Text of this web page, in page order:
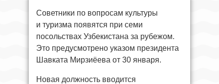
Советники по вопросам культуры
и туризма появятся при семи
посольствах Узбекистана за рубежом.
Это предусмотрено указом президента
Шавката Мирзиёева от 30 января.
Новая должность вводится